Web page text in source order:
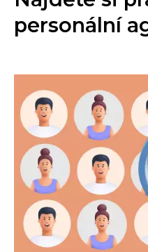
personální